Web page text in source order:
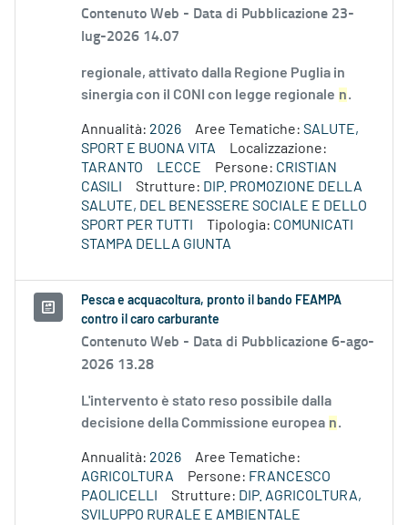
Contenuto Web - Data di Pubblicazione 23-
lug-2026 14.07
regionale, attivato dalla Regione Puglia in
sinergia con il CONI con legge regionale n.
Annualità: 2026 Aree Tematiche: SALUTE,
SPORT E BUONA VITA
Localizzazione:
TARANTO
LECCE Persone: CRISTIAN
CASILI
Strutture: DIP. PROMOZIONE DELLA
SALUTE, DEL BENESSERE SOCIALE E DELLO
SPORT PER TUTTI
Tipologia: COMUNICATI
STAMPA DELLA GIUNTA
Pesca e acquacoltura, pronto il bando FEAMPA
contro il caro carburante
Contenuto Web - Data di Pubblicazione 6-ago-
2026 13.28
L'intervento è stato reso possibile dalla
decisione della Commissione europea n.
Annualità: 2026
Aree Tematiche:
AGRICOLTURA
Persone: FRANCESCO
PAOLICELLI
Strutture: DIP. AGRICOLTURA,
SVILUPPO RURALE E AMBIENTALE